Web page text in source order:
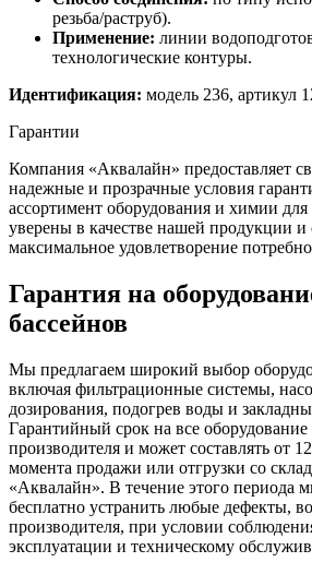
резьба/раструб).
Применение: линии
технологические контуры.
Идентификация: модель 236, артикул
Гарантии
Компания «Аквалайн» предоставляет
надежные и прозрачные условия
ассортимент оборудования и химии
уверены в качестве нашей продукции и
максимальное удовлетворение
Гарантия на
бассейнов
Мы предлагаем широкий выбор
включая фильтрационные системы,
дозирования, подогрев воды и
Гарантийный срок на все оборудование
производителя и может составлять от
момента продажи или отгрузки со
«Аквалайн». В течение этого периода
бесплатно устранить любые дефекты,
производителя, при условии
эксплуатации и техническому